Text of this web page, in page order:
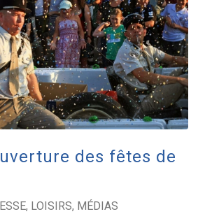
des fêtes de
, LOISIRS, MÉDIAS